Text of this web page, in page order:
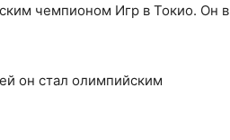
чемпионом Игр в Токио. Он в
он стал олимпийским